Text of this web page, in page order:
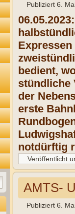
Publiziert 6.
bedient,
stündliche
der
erste
notdürftig
Veröffentlicht
AMTS-
Publiziert 6.